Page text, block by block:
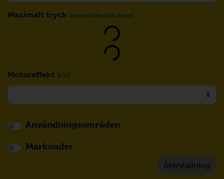
Maximalt tryck [relativ/absolut mbar]
Loading...
Loading...
Motoreffekt [kW]
Användningsområden
Marknader